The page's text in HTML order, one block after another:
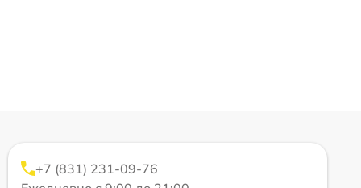
+7 (831) 231-09-76